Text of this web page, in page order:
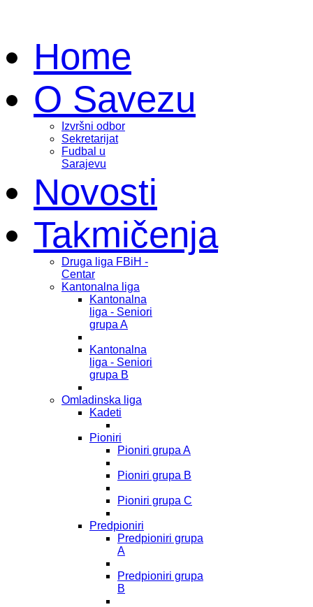
Home
O Savezu
Izvršni odbor
Sekretarijat
Fudbal u
Sarajevu
Novosti
Takmičenja
Druga liga FBiH -
Centar
Kantonalna liga
Kantonalna
liga - Seniori
grupa A
Kantonalna
liga - Seniori
grupa B
Omladinska liga
Kadeti
Pioniri
Pioniri grupa A
Pioniri grupa B
Pioniri grupa C
Predpioniri
Predpioniri grupa
A
Predpioniri grupa
B